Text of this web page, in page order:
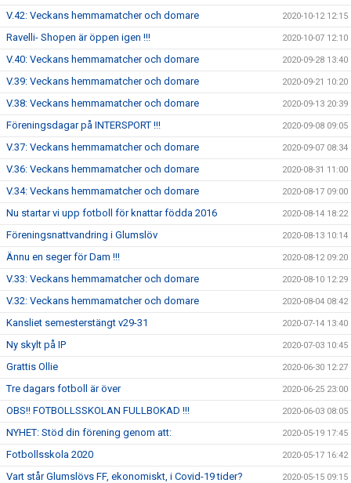
V.42: Veckans hemmamatcher och domare 2020-10-12 12:15
Ravelli- Shopen är öppen igen !!! 2020-10-07 12:10
V.40: Veckans hemmamatcher och domare 2020-09-28 13:40
V.39: Veckans hemmamatcher och domare 2020-09-21 10:20
V.38: Veckans hemmamatcher och domare 2020-09-13 20:39
Föreningsdagar på INTERSPORT !!! 2020-09-08 09:05
V.37: Veckans hemmamatcher och domare 2020-09-07 08:34
V.36: Veckans hemmamatcher och domare 2020-08-31 11:00
V.34: Veckans hemmamatcher och domare 2020-08-17 09:00
Nu startar vi upp fotboll för knattar födda 2016 2020-08-14 18:22
Föreningsnattvandring i Glumslöv 2020-08-13 10:14
Ännu en seger för Dam !!! 2020-08-12 09:20
V.33: Veckans hemmamatcher och domare 2020-08-10 12:29
V.32: Veckans hemmamatcher och domare 2020-08-04 08:42
Kansliet semesterstängt v29-31 2020-07-14 13:40
Ny skylt på IP 2020-07-03 10:45
Grattis Ollie 2020-06-30 12:27
Tre dagars fotboll är över 2020-06-25 23:00
OBS!! FOTBOLLSSKOLAN FULLBOKAD !!! 2020-06-03 08:05
NYHET: Stöd din förening genom att: 2020-05-19 17:45
Fotbollsskola 2020 2020-05-17 16:42
Vart står Glumslövs FF, ekonomiskt, i Covid-19 tider? 2020-05-15 09:15